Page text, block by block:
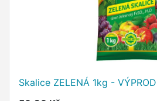
Skalice ZELENÁ 1kg -